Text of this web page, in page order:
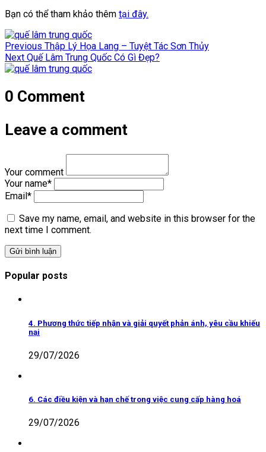
Bạn có thể tham khảo thêm tại đây.
Điều
hướng
bài
viết
Previous Previous
post:
Thập Lý Họa Lang – Tuyệt Tác Sơn Thủy
Next Next
post:
Quế Lâm Trung Quốc Có Gì Đẹp?
0 Comment
Leave a comment
Your comment
Your name*
Email*
Save my name, email, and website in this browser for the
next time I comment.
Popular posts
4. Phương thức tiếp nhận và giải quyết phản ánh, yêu cầu khiếu
nại
29/07/2026
6. Các điều kiện và hạn chế trong việc cung cấp hàng hoá
29/07/2026